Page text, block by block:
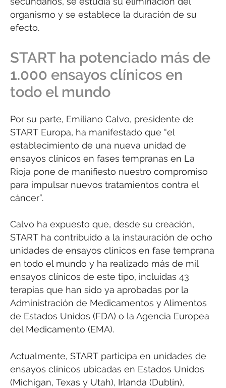
organismo y se establece la duración de su
efecto.
START ha potenciado más de
1.000 ensayos clínicos en
todo el mundo
Por su parte, Emiliano Calvo, presidente de
START Europa, ha manifestado que “el
establecimiento de una nueva unidad de
ensayos clínicos en fases tempranas en La
Rioja pone de manifiesto nuestro compromiso
para impulsar nuevos tratamientos contra el
cáncer”.
Calvo ha expuesto que, desde su creación,
START ha contribuido a la instauración de ocho
unidades de ensayos clínicos en fase temprana
en todo el mundo y ha realizado más de mil
ensayos clínicos de este tipo, incluidas 43
terapias que han sido ya aprobadas por la
Administración de Medicamentos y Alimentos
de Estados Unidos (FDA) o la Agencia Europea
del Medicamento (EMA).
Actualmente, START participa en unidades de
ensayos clínicos ubicadas en Estados Unidos
(Michigan, Texas y Utah), Irlanda (Dublín),